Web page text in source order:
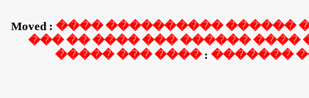
Moved : ���� ���������� ������
��� �� ���� ��� ������ ����
�������
���� ��� �����